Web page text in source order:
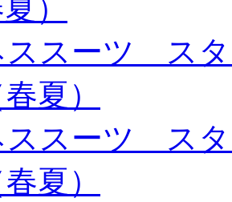
）
ススーツ ス
夏）
ススーツ ス
夏）